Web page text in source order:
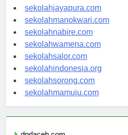
sekolahambon.com
sekolahjayapura.com
sekolahmanokwari.com
sekolahnabire.com
sekolahwamena.com
sekolahsalor.com
sekolahindonesia.org
sekolahsorong.com